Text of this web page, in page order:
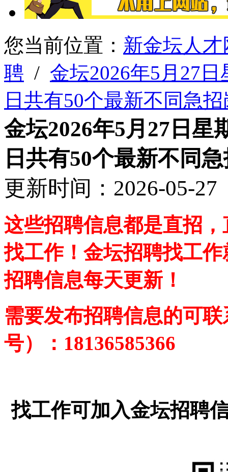
您当前位置： 新金坛人才
聘 / 金坛2026年5月27
日共有50个最新不同急
金坛2026年5月27日星
日共有50个最新不同
更新时间：2026-05-
这些招聘信息都是直招
找工作！金坛招聘找工
招聘信息每天更新！
需要发布招聘信息的可
号） ：18136585366
找工作可加入金坛招聘